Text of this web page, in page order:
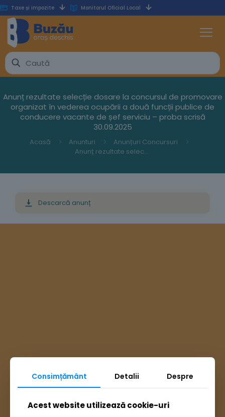
Taxe și impozite Monitorul Oficial Local
Anunț rezultate selecție dosare la concursul de promovare
organizat în vederea ocupării a două funcții publice de
conducere vacante de șef serviciu – proba scrisă
30.09.2025
Acasă Anunturi
Anunțuri Concursuri
Anunț rezultate selecție dosare la concursul de promovare organizat în vederea ocupării a două funcții publice de conducere vacante de șef serviciu – proba scrisă 30.09.2025
Descarcă anunț
Ai întrebări? Accesează
Consimțământ Detalii Despre
Acest website utilizează cookie-uri